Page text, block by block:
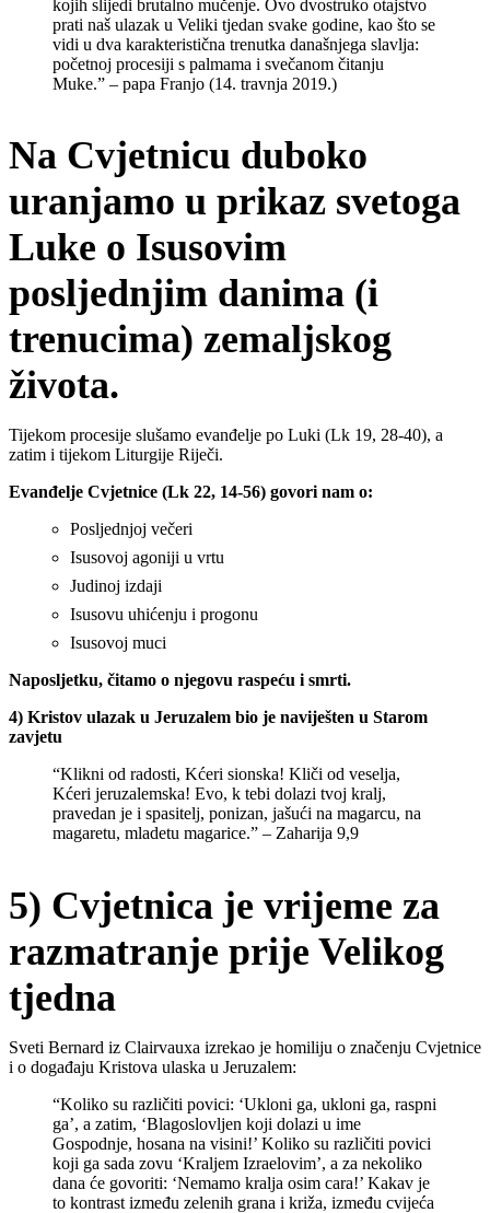
kojih slijedi brutalno mučenje. Ovo dvostruko otajstvo
prati naš ulazak u Veliki tjedan svake godine, kao što se
vidi u dva karakteristična trenutka današnjega slavlja:
početnoj procesiji s palmama i svečanom čitanju
Muke.” – papa Franjo (14. travnja 2019.)
Na Cvjetnicu duboko
uranjamo u prikaz svetoga
Luke o Isusovim
posljednjim danima (i
trenucima) zemaljskog
života.
Tijekom procesije slušamo evanđelje po Luki (Lk 19, 28-40), a
zatim i tijekom Liturgije Riječi.
Evanđelje Cvjetnice (Lk 22, 14-56) govori nam o:
Posljednjoj večeri
Isusovoj agoniji u vrtu
Judinoj izdaji
Isusovu uhićenju i progonu
Isusovoj muci
Naposljetku, čitamo o njegovu raspeću i smrti.
4) Kristov ulazak u Jeruzalem bio je naviješten u Starom
zavjetu
“Klikni od radosti, Kćeri sionska! Kliči od veselja,
Kćeri jeruzalemska! Evo, k tebi dolazi tvoj kralj,
pravedan je i spasitelj, ponizan, jašući na magarcu, na
magaretu, mladetu magarice.” – Zaharija 9,9
5) Cvjetnica je vrijeme za
razmatranje prije Velikog
tjedna
Sveti Bernard iz Clairvauxa izrekao je homiliju o značenju Cvjetnice
i o događaju Kristova ulaska u Jeruzalem:
“Koliko su različiti povici: ‘Ukloni ga, ukloni ga, raspni
ga’, a zatim, ‘Blagoslovljen koji dolazi u ime
Gospodnje, hosana na visini!’ Koliko su različiti povici
koji ga sada zovu ‘Kraljem Izraelovim’, a za nekoliko
dana će govoriti: ‘Nemamo kralja osim cara!’ Kakav je
to kontrast između zelenih grana i križa, između cvijeća